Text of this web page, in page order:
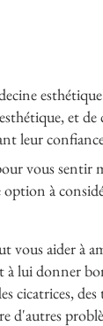
et de
leur
vous sentir
option à
vous aider à
à lui donner
cicatrices, des
d'autres